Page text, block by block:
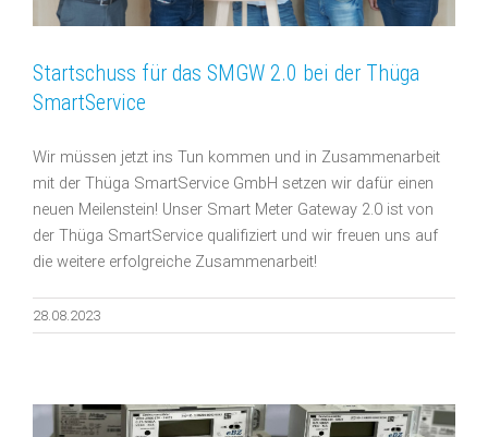
Startschuss für das SMGW 2.0 bei der Thüga
SmartService
Wir müssen jetzt ins Tun kommen und in Zusammenarbeit
mit der Thüga SmartService GmbH setzen wir dafür einen
neuen Meilenstein! Unser Smart Meter Gateway 2.0 ist von
der Thüga SmartService qualifiziert und wir freuen uns auf
die weitere erfolgreiche Zusammenarbeit!
28.08.2023